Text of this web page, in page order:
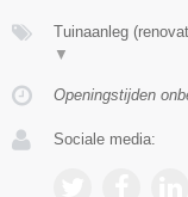
Tuinaanleg
▼
Openingstijden
Sociale media: